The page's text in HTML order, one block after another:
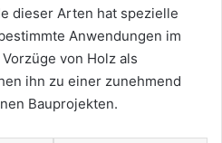
dieser Arten hat spezielle
Anwendungen im
von Holz als
ihn zu einer zunehmend
Bauprojekten.